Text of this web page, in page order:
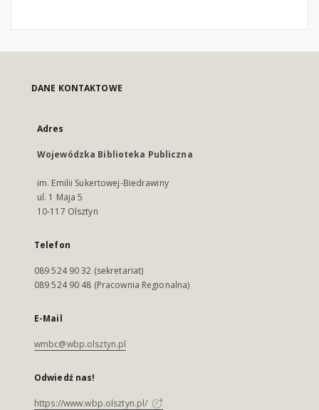
DANE KONTAKTOWE
Adres
Wojewódzka Biblioteka Publiczna
im. Emilii Sukertowej-Biedrawiny
ul. 1 Maja 5
10-117 Olsztyn
Telefon
089 524 90 32 (sekretariat)
089 524 90 48 (Pracownia Regionalna)
E-Mail
wmbc@wbp.olsztyn.pl
Odwiedź nas!
https://www.wbp.olsztyn.pl/